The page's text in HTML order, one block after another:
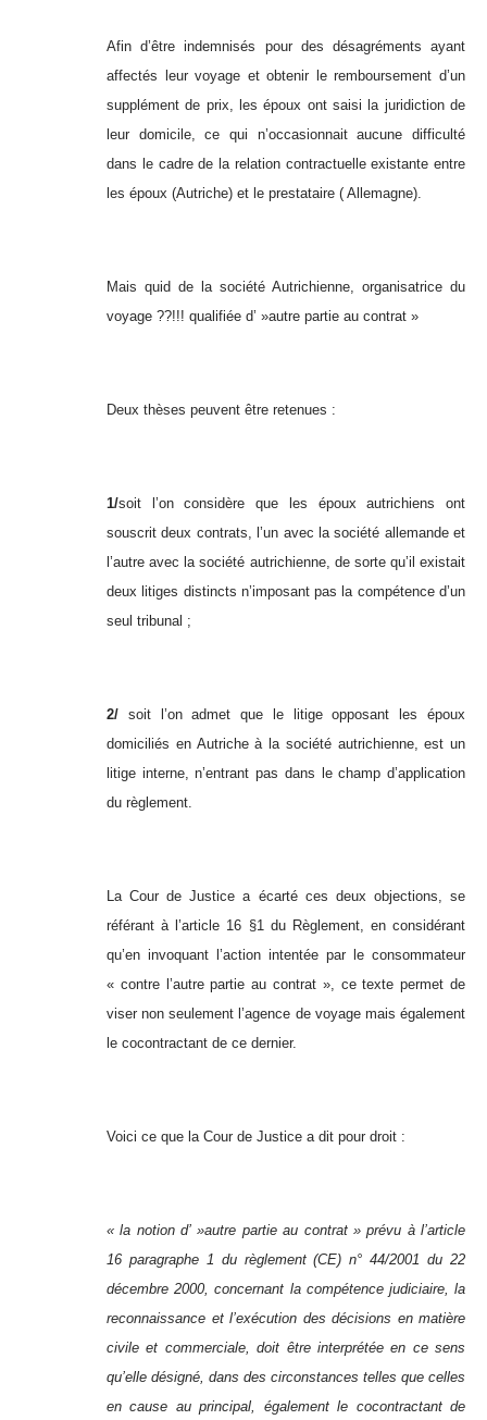
Afin d’être indemnisés pour des désagréments ayant
affectés leur voyage et obtenir le remboursement d’un
supplément de prix, les époux ont saisi la juridiction de
leur domicile, ce qui n’occasionnait aucune difficulté
dans le cadre de la relation contractuelle existante entre
les époux (Autriche) et le prestataire ( Allemagne).
Mais quid de la société Autrichienne, organisatrice du
voyage ??!!! qualifiée d’ »autre partie au contrat »
Deux thèses peuvent être retenues :
1/soit l’on considère que les époux autrichiens ont
souscrit deux contrats, l’un avec la société allemande et
l’autre avec la société autrichienne, de sorte qu’il existait
deux litiges distincts n’imposant pas la compétence d’un
seul tribunal ;
2/ soit l’on admet que le litige opposant les époux
domiciliés en Autriche à la société autrichienne, est un
litige interne, n’entrant pas dans le champ d’application
du règlement.
La Cour de Justice a écarté ces deux objections, se
référant à l’article 16 §1 du Règlement, en considérant
qu’en invoquant l’action intentée par le consommateur
« contre l’autre partie au contrat », ce texte permet de
viser non seulement l’agence de voyage mais également
le cocontractant de ce dernier.
Voici ce que la Cour de Justice a dit pour droit :
« la notion d’ »autre partie au contrat » prévu à l’article
16 paragraphe 1 du règlement (CE) n° 44/2001 du 22
décembre 2000, concernant la compétence judiciaire, la
reconnaissance et l’exécution des décisions en matière
civile et commerciale, doit être interprétée en ce sens
qu’elle désigné, dans des circonstances telles que celles
en cause au principal, également le cocontractant de